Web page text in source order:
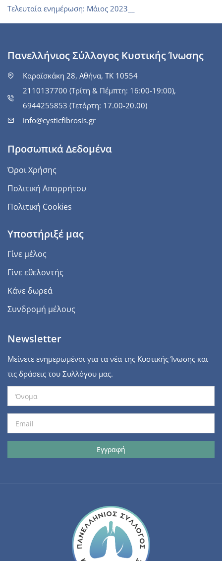
Τελευταία ενημέρωση: Μάιος 2023__
Πανελλήνιος Σύλλογος Κυστικής Ίνωσης
Καραϊσκάκη 28, Αθήνα, ΤΚ 10554
2110137700 (Τρίτη & Πέμπτη: 16:00-19:00),
6944255853 (Τετάρτη: 17.00-20.00)
info@cysticfibrosis.gr
Προσωπικά Δεδομένα
Όροι Χρήσης
Πολιτική Απορρήτου
Πολιτική Cookies
Υποστήριξέ μας
Γίνε μέλος
Γίνε εθελοντής
Κάνε δωρεά
Συνδρομή μέλους
Newsletter
Μείνετε ενημερωμένοι για τα νέα της Κυστικής Ίνωσης και
τις δράσεις του Συλλόγου μας.